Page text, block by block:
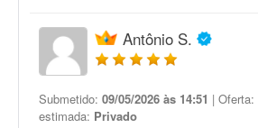
Antônio S.
Submetido: 09/05/2026 às 14:51 | Oferta:
estimada: Privado